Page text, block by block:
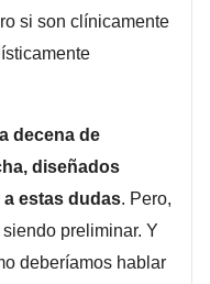
si son clínicamente
decena de
diseñados
estas dudas. Pero,
preliminar. Y
deberíamos hablar